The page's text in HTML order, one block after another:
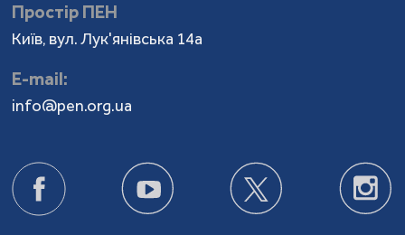
Простір ПЕН
Київ, вул. Лук'янівська 14а
Е-mail:
info@pen.org.ua